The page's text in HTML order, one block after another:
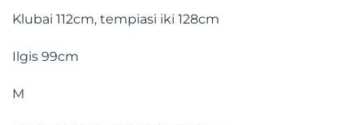
Klubai 112cm, tempiasi iki 128cm
Ilgis 99cm
M